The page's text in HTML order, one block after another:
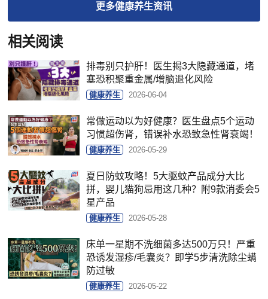
更多健康养生资讯
相关阅读
排毒别只护肝！医生揭3大隐藏通道，堵
塞恐积聚重金属/增脑退化风险
健康养生 2026-06-04
常做运动以为好健康？医生盘点5个运动
习惯超伤肾，错误补水恐致急性肾衰竭！
健康养生 2026-05-29
夏日防蚊攻略！5大驱蚊产品成分大比
拼，婴儿猫狗忌用这几种？附9款消委会5
星产品
健康养生 2026-05-28
床单一星期不洗细菌多达500万只！严重
恐诱发湿疹/毛囊炎？即学5步清洗除尘螨
防过敏
健康养生 2026-05-22